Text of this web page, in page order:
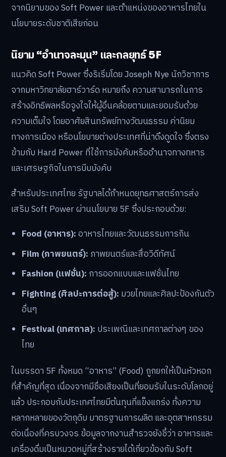
จากนิยามของ Soft Power และตำแหน่งของอาหารไทยใน
นโยบายระดับชาติเสียก่อน
นิยาม “อำนาจละมุน” และกลยุทธ์ 5F
แนวคิด Soft Power ซึ่งริเริ่มโดย Joseph Nye นักวิชาการ
จากมหาวิทยาลัยฮาร์วาร์ด หมายถึง ความสามารถในการ
สร้างอิทธิพลหรือจูงใจให้ผู้อื่นคล้อยตามและยอมรับด้วย
ความเต็มใจ โดยอาศัยสินทรัพย์ทางวัฒนธรรม ค่านิยม
ทางการเมือง หรือนโยบายต่างประเทศที่น่าดึงดูดใจ ซึ่งตรง
ข้ามกับ Hard Power ที่ใช้การบังคับหรืออำนาจทางทหาร
และเศรษฐกิจในการบีบบังคับ
สำหรับประเทศไทย รัฐบาลได้กำหนดยุทธศาสตร์การส่ง
เสริม Soft Power ผ่านนโยบาย 5F ซึ่งประกอบด้วย:
Food (อาหาร):อาหารไทยและวัฒนธรรมการกิน
Film (ภาพยนตร์): ภาพยนตร์และสื่อวิดีทัศน์
Fashion (แฟชั่น): การออกแบบและแฟชั่นไทย
Fighting (ศิลปะการต่อสู้): มวยไทยและศิลปะป้องกันตัว
อื่นๆ
Festival (เทศกาล): ประเพณีและเทศกาลต่างๆ ของ
ไทย
ในบรรดา 5F ทั้งหมด “อาหาร” (Food) ถูกยกให้เป็นหัวหอก
ที่สำคัญที่สุด เนื่องจากมีชื่อเสียงเป็นที่ยอมรับในระดับโลกอยู่
แล้ว ประกอบกับประเทศไทยมีต้นทุนที่แข็งแกร่ง ทั้งความ
หลากหลายของวัตถุดิบ มาตรฐานการผลิต และอุตสาหกรรม
ต่อเนื่องที่ครบวงจร ข้อมูลจากงานสำรวจยังชี้ว่า อาหารและ
เครื่องดื่มเป็นหมวดหมู่ที่สร้างรายได้เกี่ยวข้องกับ Soft